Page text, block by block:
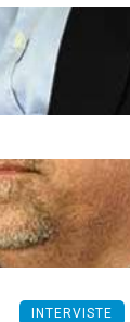
INTERVISTE